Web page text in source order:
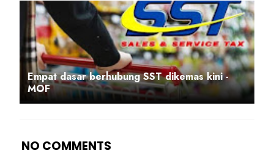
Empat dasar berhubung SST dikemas kini -
MOF
NO COMMENTS